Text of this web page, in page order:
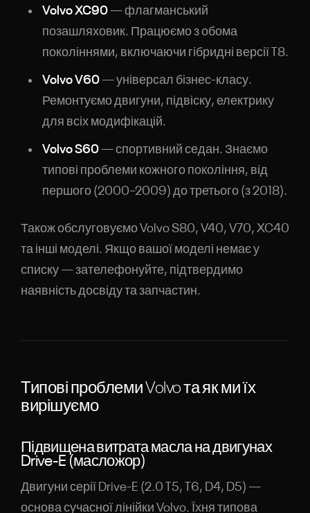
Volvo XC90 — флагманський
позашляховик. Працюємо з обома
поколіннями, включаючи гібридні версії T8.
Volvo V60 — універсал бізнес-класу.
Ремонтуємо двигуни, підвіску, електрику
для всіх модифікацій.
Volvo S60 — спортивний седан. Знаємо
типові проблеми кожного покоління, від
першого (2000–2009) до третього (з 2018).
Також обслуговуємо Volvo S80, V40, V70, XC40
та інші моделі. Якщо вашої моделі немає у
списку — зателефонуйте, підтвердимо
наявність досвіду та запчастин.
Типові проблеми Volvo та як ми їх
вирішуємо
Підвищена витрата масла на двигунах
Drive-E (масложор)
Двигуни серії Drive-E (2.0 T5, T6, D4, D5) —
основа сучасної лінійки Volvo. Їхня типова